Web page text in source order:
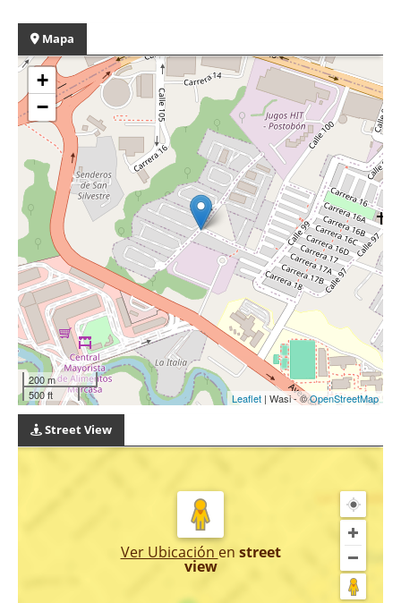
Mapa
+
−
200 m
500 ft
Leaflet | Wasi - ©OpenStreetMap
Street View
Ver Ubicación en street
view